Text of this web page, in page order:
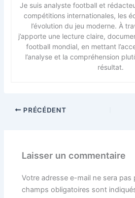
Je suis analyste football et
compétitions internationales, les
l’évolution du jeu moderne. À
j’apporte une lecture claire,
football mondial, en mettant
l’analyse et la compréhension
résultat.
PRÉCÉDENT
Laisser un commentaire
Votre adresse e-mail ne sera pas
champs obligatoires sont